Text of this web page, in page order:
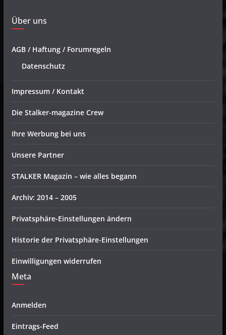
Über uns
AGB / Haftung / Forumregeln
Datenschutz
Impressum / Kontakt
Die Stalker-magazine Crew
Ihre Werbung bei uns
Unsere Partner
STALKER Magazin – wie alles begann
Archiv: 2014 – 2005
Privatsphäre-Einstellungen ändern
Historie der Privatsphäre-Einstellungen
Einwilligungen widerrufen
Meta
Anmelden
Eintrags-Feed